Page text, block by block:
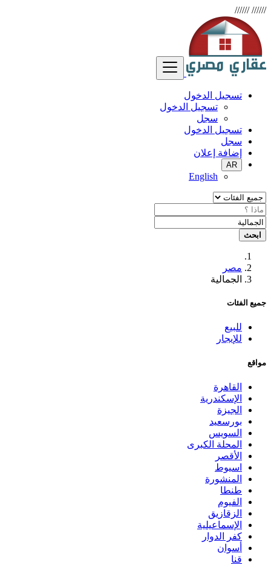
//////
//////
تسجيل الدخول
تسجيل الدخول
سجل
تسجيل الدخول
سجل
إضافة إعلان
AR
English
ابحث
مصر
الجمالية
جميع الفئات
للبيع
للإيجار
مواقع
القاهرة
الإسكندرية
الجيزة
بورسعيد
السويس
المحلة الكبرى
الأقصر
اسيوط
المنشورة
طنطا
الفيوم
الزقازيق
الإسماعيلية
كفر الدوار
أسوان
قنا